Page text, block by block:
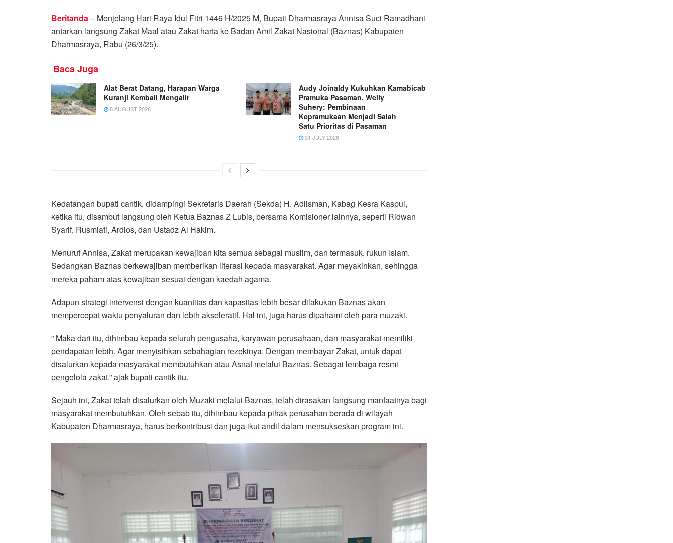
Beritanda– Menjelang Hari Raya Idul Fitri 1446 H/2025 M, Bupati Dharmasraya Annisa Suci Ramadhani
antarkan langsung Zakat Maal atau Zakat harta ke Badan Amil Zakat Nasional (Baznas) Kabupaten
Dharmasraya, Rabu (26/3/25).
Baca Juga
Alat Berat Datang, Harapan Warga
Kuranji Kembali Mengalir
6 AUGUST 2026
Audy Joinaldy Kukuhkan Kamabicab
Pramuka Pasaman, Welly
Suhery: Pembinaan
Kepramukaan Menjadi Salah
Satu Prioritas di Pasaman
31 JULY 2026
Kedatangan bupati cantik, didampingi Sekretaris Daerah (Sekda) H. Adlisman, Kabag Kesra Kaspul,
ketika itu, disambut langsung oleh Ketua Baznas Z Lubis, bersama Komisioner lainnya, seperti Ridwan
Syarif, Rusmiati, Ardios, dan Ustadz Al Hakim.
Menurut Annisa, Zakat merupakan kewajiban kita semua sebagai muslim, dan termasuk. rukun Islam.
Sedangkan Baznas berkewajiban memberikan literasi kepada masyarakat. Agar meyakinkan, sehingga
mereka paham atas kewajiban sesuai dengan kaedah agama.
Adapun strategi intervensi dengan kuantitas dan kapasitas lebih besar dilakukan Baznas akan
mempercepat waktu penyaluran dan lebih akseleratif. Hal ini, juga harus dipahami oleh para muzaki.
” Maka dari itu, dihimbau kepada seluruh pengusaha, karyawan perusahaan, dan masyarakat memiliki
pendapatan lebih. Agar menyisihkan sebahagian rezekinya. Dengan membayar Zakat, untuk dapat
disalurkan kepada masyarakat membutuhkan atau Asnaf melalui Baznas. Sebagai lembaga resmi
pengelola zakat.” ajak bupati cantik itu.
Sejauh ini, Zakat telah disalurkan oleh Muzaki melalui Baznas, telah dirasakan langsung manfaatnya bagi
masyarakat membutuhkan. Oleh sebab itu, dihimbau kepada pihak perusahan berada di wilayah
Kabupaten Dharmasraya, harus berkontribusi dan juga ikut andil dalam mensukseskan program ini.